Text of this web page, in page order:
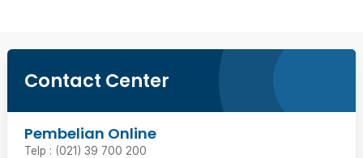
Contact Center
Pembelian Online
Telp : (021) 39 700 200